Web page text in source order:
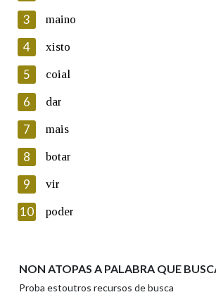
En cumprimento da normativa vixente en
Protección de Datos de Carácter Persoal, a
Galega informa a aqueles usuarios que faciliten
electrónico, así como calquera outra
persoal, que estes datos serán obxecto de
automatizado de carácter confidencial e
ficheiros informáticos. Así mesmo, os usuarios
seu dereito de acceso, rectificación, oposición e
seus datos poñéndose en contacto connosco.
Lin e acepto as condicións da
Introduce o código que aparece na imaxe:
Texto de verificación
3 maino
4 xisto
5 coial
6 dar
7 mais
8 botar
9 vir
10 poder
NON ATOPAS A PALABRA QUE
Proba estoutros recursos de busca